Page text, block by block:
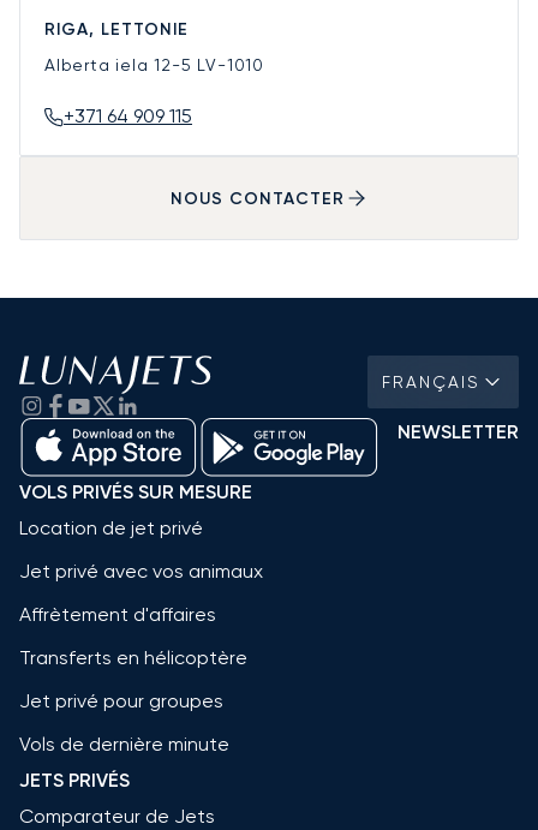
RIGA, LETTONIE
Alberta iela 12-5 LV-1010
+371 64 909 115
NOUS CONTACTER
FRANÇAIS
NEWSLETTER
VOLS PRIVÉS SUR MESURE
Location de jet privé
Jet privé avec vos animaux
Affrètement d'affaires
Transferts en hélicoptère
Jet privé pour groupes
Vols de dernière minute
JETS PRIVÉS
Comparateur de Jets